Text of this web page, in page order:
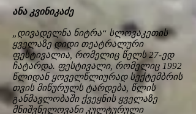
ანა კვინიკაძე
„დივადელნა ნიტრა“ სლოვაკეთის
ყველაზე დიდი თეატრალური
ფესტივალია, რომელიც წელს 27-ედ
ჩატარდა. ფესტივალი, რომელიც 1992
წლიდან ყოველწლიურად სექტემბრის
თვის მიწურულს ტარდება, წლის
განმავლობაში ქვეყნის ყველაზე
მნიშვნელოვანი კულტურული